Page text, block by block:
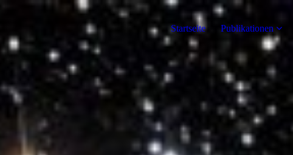
Startseite Publikationen